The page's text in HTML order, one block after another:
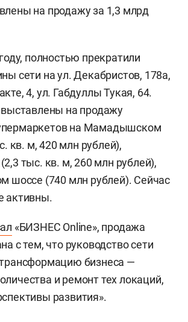
на продажу за 1,3 млрд
полностью прекратили
сети на ул. Декабристов, 178а,
4, ул. Габдуллы Тукая, 64.
на продажу
на Мамадышском
кв. м, 420 млн рублей),
тыс. кв. м, 260 млн рублей),
шоссе (740 млн рублей). Сейчас
активны.
«БИЗНЕС Online», продажа
с тем, что руководство сети
бизнеса —
и ремонт тех локаций,
развития».